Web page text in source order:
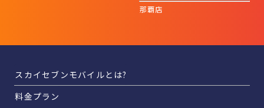
那覇店
スカイセブンモバイルとは?
料金プラン